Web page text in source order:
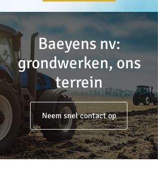
Baeyens nv:
grondwerken, ons
terrein
Neem snel contact op